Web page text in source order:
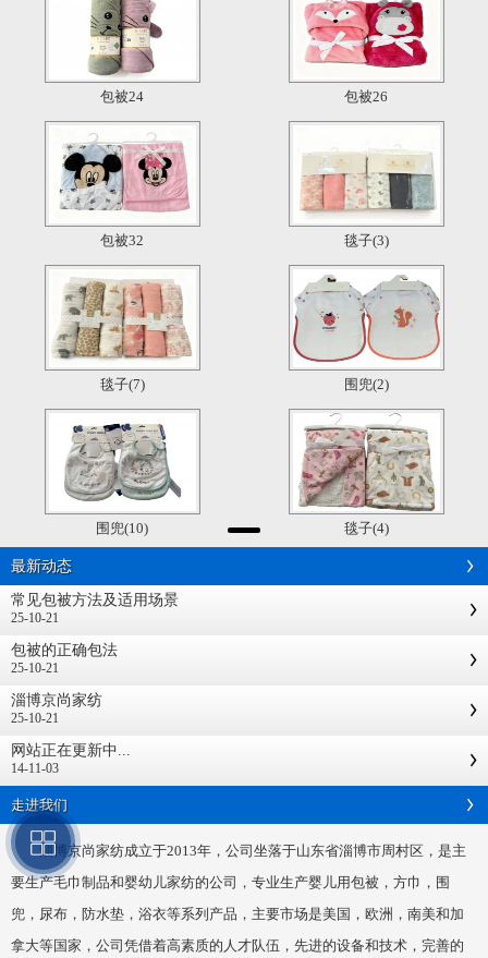
包被24 包被26
包被32 毯子(3)
毯子(7) 围兜(2)
围兜(10) 毯子(4)
最新动态
常见包被方法及适用场景
25-10-21
包被的正确包法
25-10-21
淄博京尚家纺
25-10-21
网站正在更新中...
14-11-03
走进我们
淄博京尚家纺成立于2013年，公司坐落于山东省淄博市周村区，是主
要生产毛巾制品和婴幼儿家纺的公司，专业生产婴儿用包被，方巾，围
兜，尿布，防水垫，浴衣等系列产品，主要市场是美国，欧洲，南美和加
拿大等国家，公司凭借着高素质的人才队伍，先进的设备和技术，完善的